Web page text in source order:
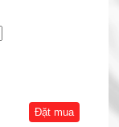
Đặt mua